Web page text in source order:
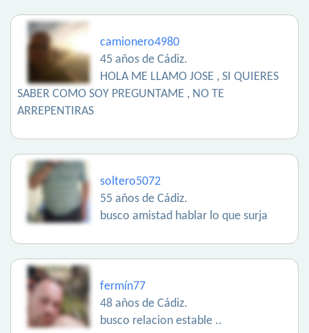
camionero4980
45 años de Cádiz.
HOLA ME LLAMO JOSE , SI QUIERES
SABER COMO SOY PREGUNTAME , NO TE
ARREPENTIRAS
soltero5072
55 años de Cádiz.
busco amistad hablar lo que surja
fermín77
48 años de Cádiz.
busco relacion estable ..